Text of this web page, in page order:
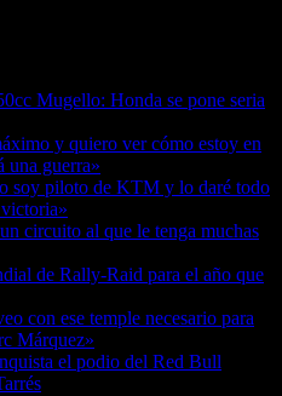
Mugello: Honda se pone seria
y quiero ver cómo estoy en
una guerra»
soy piloto de KTM y lo daré todo
circuito al que le tenga muchas
de Rally-Raid para el año que
con ese temple necesario para
Márquez»
el podio del Red Bull